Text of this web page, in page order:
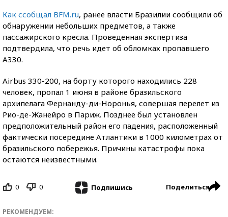
Как ссобщал BFM.ru, ранее власти Бразилии сообщили об
обнаружении небольших предметов, а также
пассажирского кресла. Проведенная экспертиза
подтвердила, что речь идет об обломках пропавшего
А330.
Аirbus 330-200, на борту которого находились 228
человек, пропал 1 июня в районе бразильского
архипелага Фернанду-ди-Норонья, совершая перелет из
Рио-де-Жанейро в Париж. Позднее был установлен
предположительный район его падения, расположенный
фактически посередине Атлантики в 1000 километрах от
бразильского побережья. Причины катастрофы пока
остаются неизвестными.
0 0 Подпишись Поделиться
РЕКОМЕНДУЕМ: